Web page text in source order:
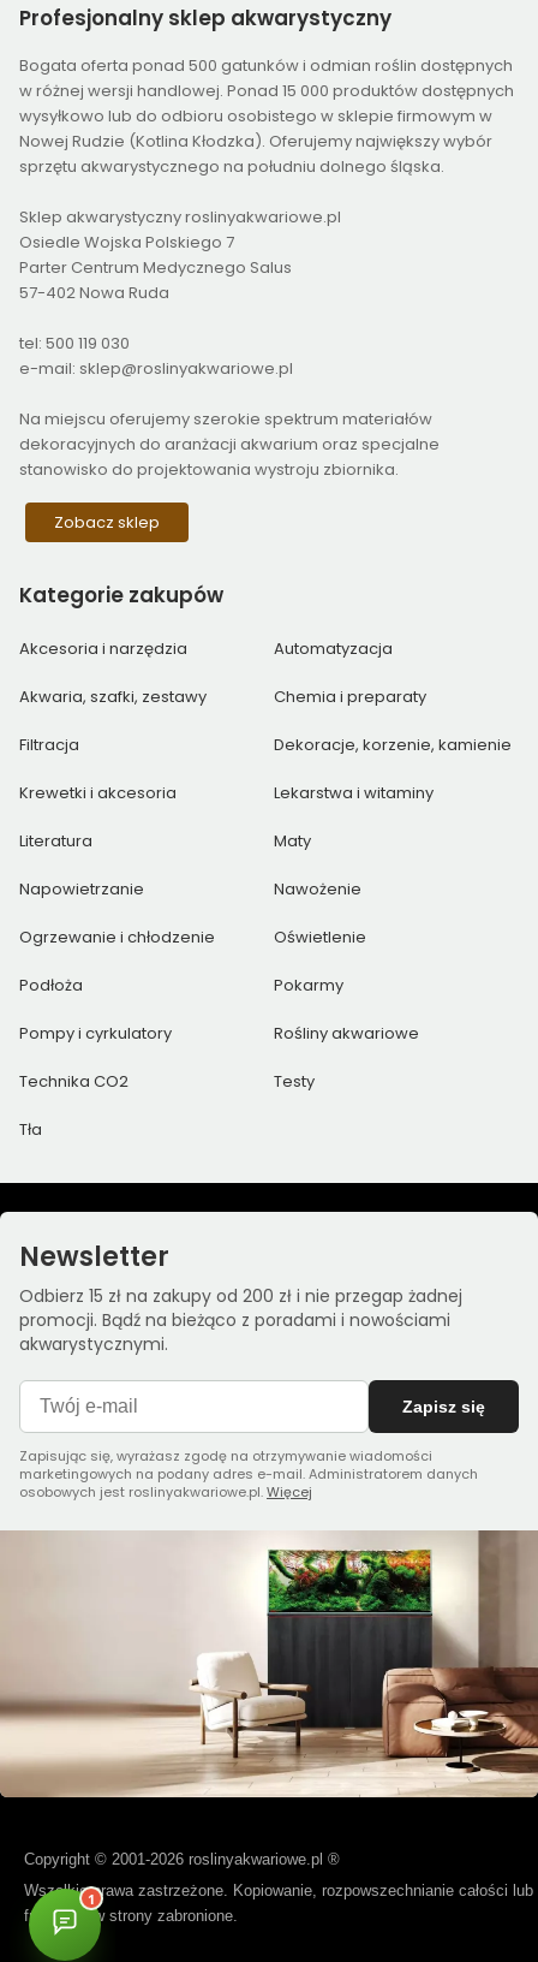
Profesjonalny sklep akwarystyczny
Bogata oferta ponad 500 gatunków i odmian roślin dostępnych
w różnej wersji handlowej. Ponad 15 000 produktów dostępnych
wysyłkowo lub do odbioru osobistego w sklepie firmowym w
Nowej Rudzie (Kotlina Kłodzka). Oferujemy największy wybór
sprzętu akwarystycznego na południu dolnego śląska.
Sklep akwarystyczny roslinyakwariowe.pl
Osiedle Wojska Polskiego 7
Parter Centrum Medycznego Salus
57-402 Nowa Ruda
tel: 500 119 030
e-mail: sklep@roslinyakwariowe.pl
Na miejscu oferujemy szerokie spektrum materiałów
dekoracyjnych do aranżacji akwarium oraz specjalne
stanowisko do projektowania wystroju zbiornika.
Zobacz sklep
Kategorie zakupów
Akcesoria i narzędzia Automatyzacja
Akwaria, szafki, zestawy Chemia i preparaty
Filtracja Dekoracje, korzenie, kamienie
Krewetki i akcesoria Lekarstwa i witaminy
Literatura Maty
Napowietrzanie Nawożenie
Ogrzewanie i chłodzenie Oświetlenie
Podłoża Pokarmy
Pompy i cyrkulatory Rośliny akwariowe
Technika CO2 Testy
Tła
Newsletter
Odbierz 15 zł na zakupy od 200 zł i nie przegap żadnej
promocji. Bądź na bieżąco z poradami i nowościami
akwarystycznymi.
Zapisz się
Zapisując się, wyrażasz zgodę na otrzymywanie wiadomości
marketingowych na podany adres e-mail. Administratorem danych
osobowych jest roslinyakwariowe.pl.Więcej
Copyright © 2001-2026 roslinyakwariowe.pl ®
Wszelkie prawa zastrzeżone. Kopiowanie, rozpowszechnianie całości lub
fragmentów strony zabronione.